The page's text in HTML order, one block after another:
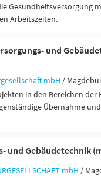
Gesundheitsversorgung
Arbeitszeiten.
und
mbH /
in den Bereichen der
Übernahme
und Gebäudetechnik
mbH /